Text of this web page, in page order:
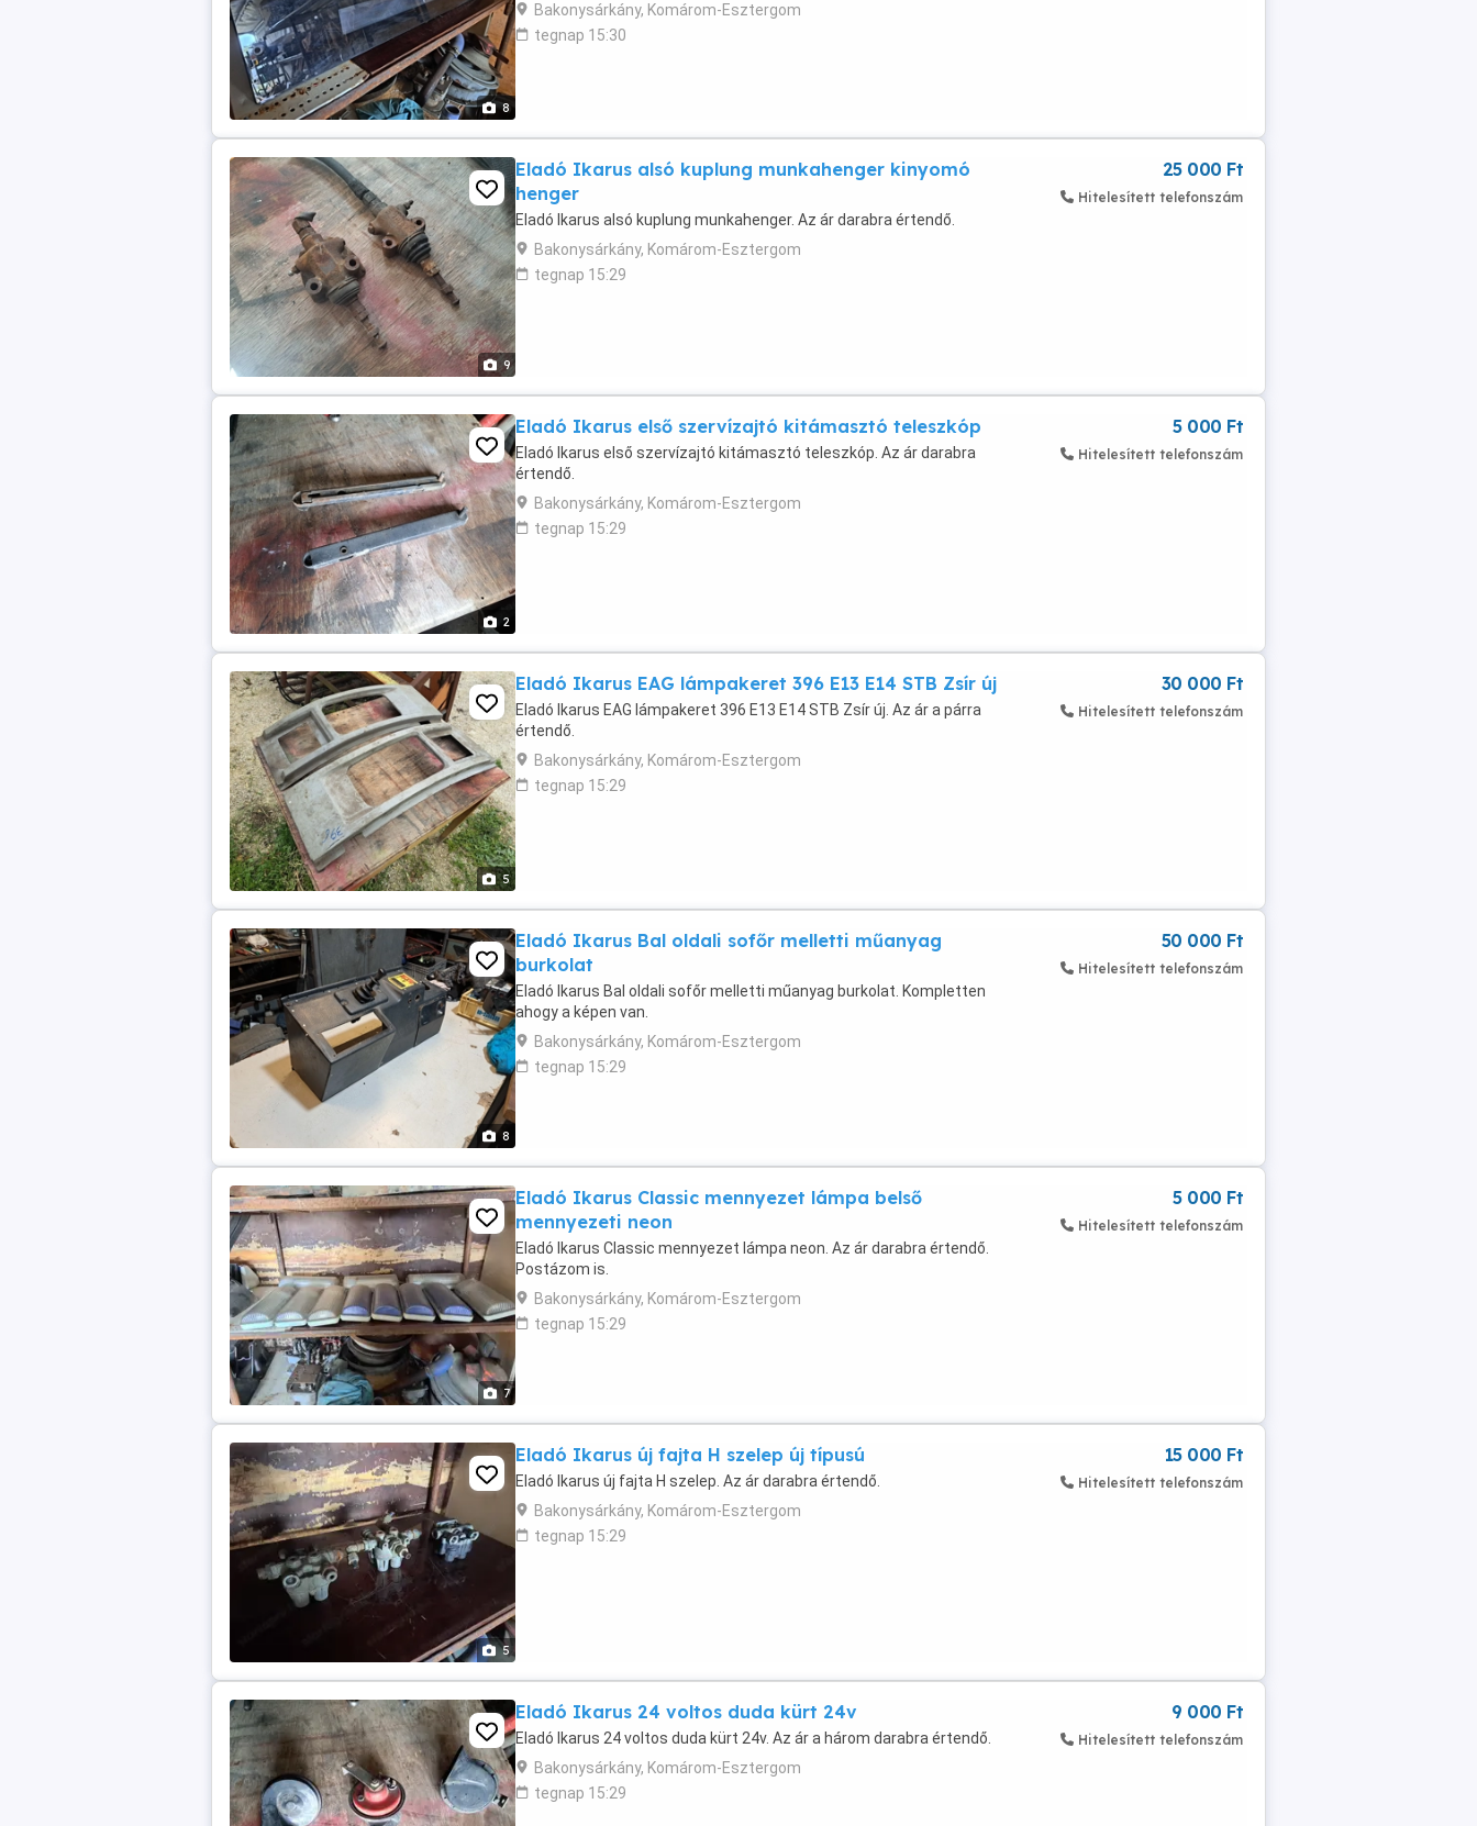
8
Bakonysárkány, Komárom-Esztergom
tegnap 15:30
9
Eladó Ikarus alsó kuplung munkahenger kinyomó
henger
Eladó Ikarus alsó kuplung munkahenger. Az ár darabra értendő.
Bakonysárkány, Komárom-Esztergom
tegnap 15:29
25 000 Ft
Hitelesített telefonszám
2
Eladó Ikarus első szervízajtó kitámasztó teleszkóp
Eladó Ikarus első szervízajtó kitámasztó teleszkóp. Az ár darabra
értendő.
Bakonysárkány, Komárom-Esztergom
tegnap 15:29
5 000 Ft
Hitelesített telefonszám
5
Eladó Ikarus EAG lámpakeret 396 E13 E14 STB Zsír új
Eladó Ikarus EAG lámpakeret 396 E13 E14 STB Zsír új. Az ár a párra
értendő.
Bakonysárkány, Komárom-Esztergom
tegnap 15:29
30 000 Ft
Hitelesített telefonszám
8
Eladó Ikarus Bal oldali sofőr melletti műanyag
burkolat
Eladó Ikarus Bal oldali sofőr melletti műanyag burkolat. Kompletten
ahogy a képen van.
Bakonysárkány, Komárom-Esztergom
tegnap 15:29
50 000 Ft
Hitelesített telefonszám
7
Eladó Ikarus Classic mennyezet lámpa belső
mennyezeti neon
Eladó Ikarus Classic mennyezet lámpa neon. Az ár darabra értendő.
Postázom is.
Bakonysárkány, Komárom-Esztergom
tegnap 15:29
5 000 Ft
Hitelesített telefonszám
5
Eladó Ikarus új fajta H szelep új típusú
Eladó Ikarus új fajta H szelep. Az ár darabra értendő.
Bakonysárkány, Komárom-Esztergom
tegnap 15:29
15 000 Ft
Hitelesített telefonszám
Eladó Ikarus 24 voltos duda kürt 24v
Eladó Ikarus 24 voltos duda kürt 24v. Az ár a három darabra értendő.
Bakonysárkány, Komárom-Esztergom
tegnap 15:29
9 000 Ft
Hitelesített telefonszám